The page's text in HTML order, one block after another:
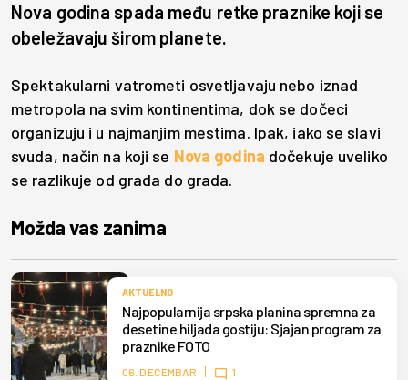
Nova godina spada među retke praznike koji se
obeležavaju širom planete.
Spektakularni vatrometi osvetljavaju nebo iznad
metropola na svim kontinentima, dok se dočeci
organizuju i u najmanjim mestima. Ipak, iako se slavi
svuda, način na koji se Nova godina dočekuje uveliko
se razlikuje od grada do grada.
Možda vas zanima
AKTUELNO
Najpopularnija srpska planina spremna za
desetine hiljada gostiju: Sjajan program za
praznike FOTO
06. DECEMBAR 1